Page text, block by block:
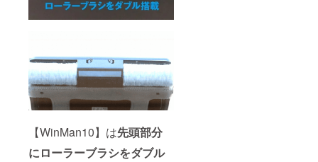
【WinMan10】は先頭部分
にローラーブラシをダブル